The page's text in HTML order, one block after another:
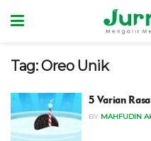
Tag:Oreo Unik
5 Varian
BY MAHFUDIN